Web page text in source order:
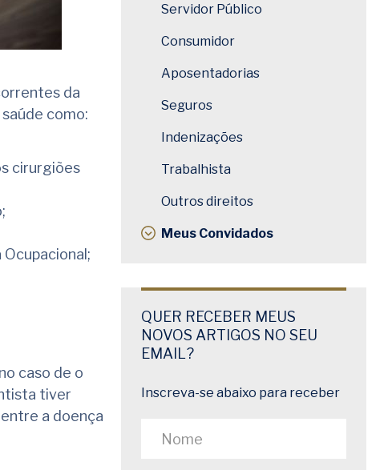
Servidor Público
Consumidor
Aposentadorias
Seguros
Indenizações
Trabalhista
Outros direitos
Meus Convidados
da
como:
cirurgiões
caso de o
tiver
a doença
QUER RECEBER MEUS
NOVOS ARTIGOS NO SEU
EMAIL?
Inscreva-se abaixo para receber